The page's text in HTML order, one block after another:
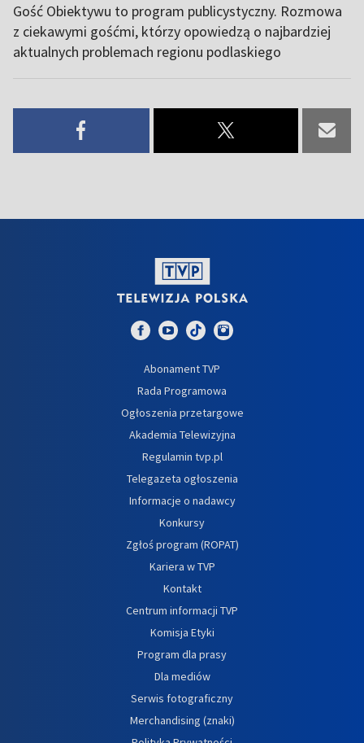
Gość Obiektywu to program publicystyczny. Rozmowa
z ciekawymi gośćmi, którzy opowiedzą o najbardziej
aktualnych problemach regionu podlaskiego
Abonament TVP
Rada Programowa
Ogłoszenia przetargowe
Akademia Telewizyjna
Regulamin tvp.pl
Telegazeta ogłoszenia
Informacje o nadawcy
Konkursy
Zgłoś program (ROPAT)
Kariera w TVP
Kontakt
Centrum informacji TVP
Komisja Etyki
Program dla prasy
Dla mediów
Serwis fotograficzny
Merchandising (znaki)